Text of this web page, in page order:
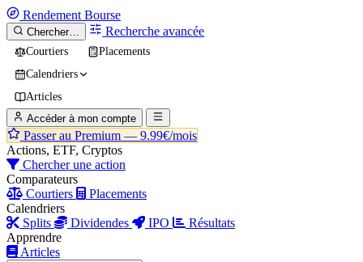
Rendement Bourse
Chercher… Recherche avancée
Courtiers
Placements
Calendriers
Articles
Accéder à mon compte
Passer au Premium — 9.99€/mois
Actions, ETF, Cryptos
Chercher une action
Comparateurs
Courtiers
Placements
Calendriers
Splits
Dividendes IPO
Résultats
Apprendre
Articles